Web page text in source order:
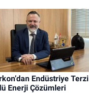
Endüstriye Terzi
Enerji Çözümleri